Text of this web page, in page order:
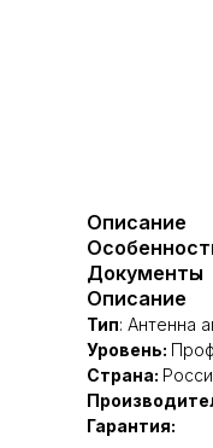
Описание
Документы
Описание
Тип: Антенна
Уровень:
Страна:
Гарантия: